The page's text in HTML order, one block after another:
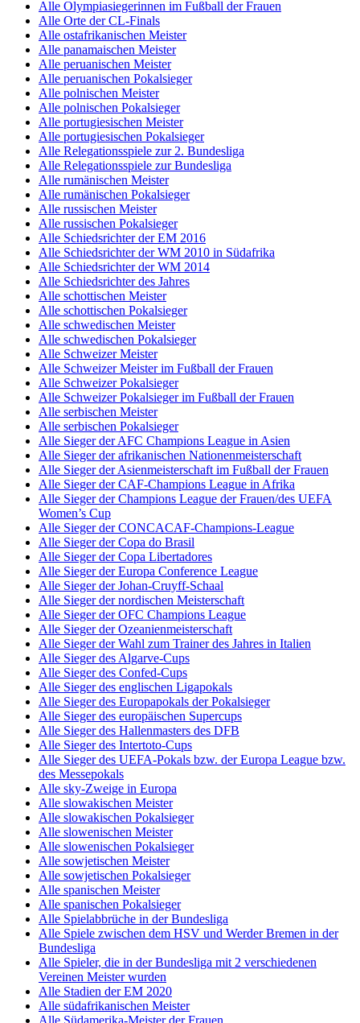
Alle Olympiasiegerinnen im Fußball der Frauen
Alle Orte der CL-Finals
Alle ostafrikanischen Meister
Alle panamaischen Meister
Alle peruanischen Meister
Alle peruanischen Pokalsieger
Alle polnischen Meister
Alle polnischen Pokalsieger
Alle portugiesischen Meister
Alle portugiesischen Pokalsieger
Alle Relegationsspiele zur 2. Bundesliga
Alle Relegationsspiele zur Bundesliga
Alle rumänischen Meister
Alle rumänischen Pokalsieger
Alle russischen Meister
Alle russischen Pokalsieger
Alle Schiedsrichter der EM 2016
Alle Schiedsrichter der WM 2010 in Südafrika
Alle Schiedsrichter der WM 2014
Alle Schiedsrichter des Jahres
Alle schottischen Meister
Alle schottischen Pokalsieger
Alle schwedischen Meister
Alle schwedischen Pokalsieger
Alle Schweizer Meister
Alle Schweizer Meister im Fußball der Frauen
Alle Schweizer Pokalsieger
Alle Schweizer Pokalsieger im Fußball der Frauen
Alle serbischen Meister
Alle serbischen Pokalsieger
Alle Sieger der AFC Champions League in Asien
Alle Sieger der afrikanischen Nationenmeisterschaft
Alle Sieger der Asienmeisterschaft im Fußball der Frauen
Alle Sieger der CAF-Champions League in Afrika
Alle Sieger der Champions League der Frauen/des UEFA
Women’s Cup
Alle Sieger der CONCACAF-Champions-League
Alle Sieger der Copa do Brasil
Alle Sieger der Copa Libertadores
Alle Sieger der Europa Conference League
Alle Sieger der Johan-Cruyff-Schaal
Alle Sieger der nordischen Meisterschaft
Alle Sieger der OFC Champions League
Alle Sieger der Ozeanienmeisterschaft
Alle Sieger der Wahl zum Trainer des Jahres in Italien
Alle Sieger des Algarve-Cups
Alle Sieger des Confed-Cups
Alle Sieger des englischen Ligapokals
Alle Sieger des Europapokals der Pokalsieger
Alle Sieger des europäischen Supercups
Alle Sieger des Hallenmasters des DFB
Alle Sieger des Intertoto-Cups
Alle Sieger des UEFA-Pokals bzw. der Europa League bzw.
des Messepokals
Alle sky-Zweige in Europa
Alle slowakischen Meister
Alle slowakischen Pokalsieger
Alle slowenischen Meister
Alle slowenischen Pokalsieger
Alle sowjetischen Meister
Alle sowjetischen Pokalsieger
Alle spanischen Meister
Alle spanischen Pokalsieger
Alle Spielabbrüche in der Bundesliga
Alle Spiele zwischen dem HSV und Werder Bremen in der
Bundesliga
Alle Spieler, die in der Bundesliga mit 2 verschiedenen
Vereinen Meister wurden
Alle Stadien der EM 2020
Alle südafrikanischen Meister
Alle Südamerika-Meister der Frauen